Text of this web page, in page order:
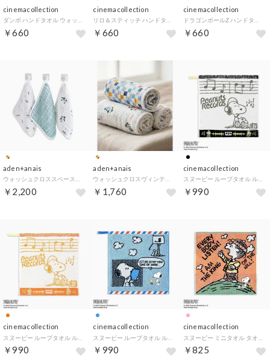
cinemacollection
ダンボ ハンドタオル ウォッシュタオル シンプルブルーグリーン ディズニー 汗拭きタオル キャラクター グッズ
￥660
cinemacollection
リロ＆スティッチ ハンドタオル ウォッシュタオル シンプルシーブルー ディズニー 汗拭きタオル キャラクター グッズ
￥660
cinemacollection
ドラゴンボールZ ハンドタオル ミニタオル ピッコロアップ 汗拭きタオル アニメキャラクター グッズ
￥660
aden+anais
￥2,200
aden+anais
￥1,760
cinemacollection
スヌーピー ループタオル ループ付きウォッシュタオル ミュージック ブラック ピーナッツ タオル美術館 プレゼント キャラクター グッズ
￥990
cinemacollection
￥990
cinemacollection
￥990
cinemacollection
￥825